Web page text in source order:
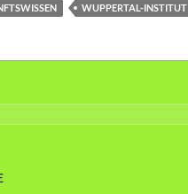
WUPPERTAL-INSTITUT